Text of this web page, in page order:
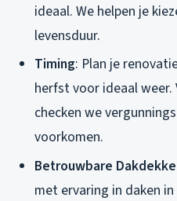
ideaal. We helpen je
levensduur.
Timing: Plan je
herfst voor ideaal
checken we
voorkomen.
Betrouwbare
met ervaring in daken